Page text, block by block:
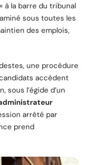
à la barre du tribunal
sous toutes les
des emplois,
une procédure
accèdent
sous l’égide d’un
arrêté par
prend